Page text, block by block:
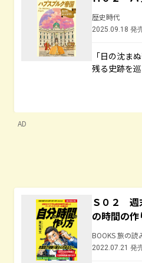
歴史時代
2025.09.18 発
「日の沈ま
残る史跡を
AD
Ｓ０２ 週
の時間の作
BOOKS 旅の読
2022.07.21 発